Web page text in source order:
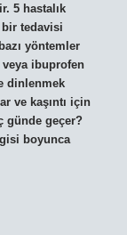
5 hastalık
bir tedavisi
yöntemler
veya ibuprofen
dinlenmek
ve kaşıntı için
günde geçer?
boyunca